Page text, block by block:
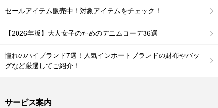
セールアイテム販売中！対象アイテムをチェック！
【2026年版】大人女子のためのデニムコーデ36選
憧れのハイブランド7選！人気インポートブランドの財布やバッ
グなど厳選してご紹介！
サービス案内